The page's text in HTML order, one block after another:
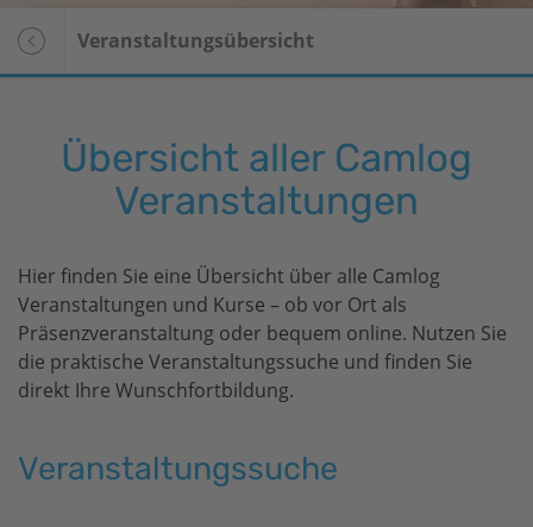
Veranstaltungen
VOI
Für Patienten
Veranstaltungsübersicht
Übersicht aller Camlog
Veranstaltungen
Hier finden Sie eine Übersicht über alle Camlog
Veranstaltungen und Kurse – ob vor Ort als
Präsenzveranstaltung oder bequem online. Nutzen Sie
die praktische Veranstaltungssuche und finden Sie
direkt Ihre Wunschfortbildung.
Veranstaltungssuche